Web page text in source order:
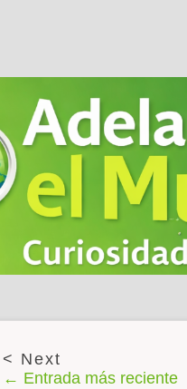
← Entrada más reciente